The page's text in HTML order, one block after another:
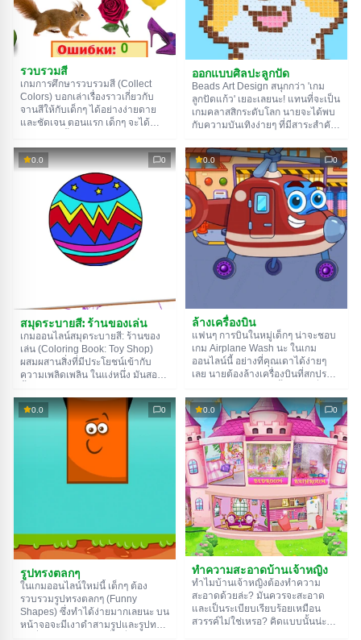
รวบรวมสี
เกมการศึกษารวบรวมสี (Collect
Colors) บอกเล่าเรื่องราวเกี่ยวกับ
จานสีให้กับเด็กๆ ได้อย่างง่ายดาย
และชัดเจน ตอนแรก เด็กๆ จะได้
วัตถุหรือสิ่งมีชีวิตใดบ้างที่สามารถมี
สีเหล่านั้นได้ จากนั้นนายต้องหา
สิ่งของที่มีสีที่กำหนดท่ามกลางสิ่งขอ
งอื่นๆ อีกมากมาย ทั้งหมดนี้มีเสียงที่
เป็นมิตรพากย์ให้ฟังอย่างสมบูรณ์
ออกแบบศิลปะลูกปัด
Beads Art Design สนุกกว่า 'เกม
ลูกปัดแก้ว' เยอะเลยนะ! แทนที่จะเป็น
เกมคลาสสิกระดับโลก นายจะได้พบ
กับความบันเทิงง่ายๆ ที่มีสาระสำคัญ
แนะนำและวางมันในที่ที่ถูกต้อง ใน
ไม่ช้านายก็จะได้เห็นภาพวาดตลกๆ
ในหัวข้อที่เลือกไว้: อาหาร, สัตว์,
แฟชั่น หรือตัวละคร
0.0 0
สมุดระบายสี: ร้านของเล่น
เกมออนไลน์สมุดระบายสี: ร้านของ
เล่น (Coloring Book: Toy Shop)
ผสมผสานสิ่งที่มีประโยชน์เข้ากับ
ความเพลิดเพลิน ในแง่หนึ่ง มันสอน
อีกแง่หนึ่ง มันทำสิ่งนี้ในสภาพ
แวดล้อมที่น่าพอใจสำหรับเด็กๆ จริงๆ
แล้ว เด็กคนไหนบ้างที่ไม่ชอบของ
เล่น? จริงอยู่ที่บางชิ้นก็ค่อนข้างล้า
สมัยไปแล้ว และเคยเป็นที่นิยมใน
ศตวรรษที่แล้วนู่นเลย
0.0 0
ล้างเครื่องบิน
แฟนๆ การบินในหมู่เด็กๆ น่าจะชอบ
เกม Airplane Wash นะ ในเกม
ออนไลน์นี้ อย่างที่คุณเดาได้ง่ายๆ
เลย นายต้องล้างเครื่องบินที่สกปรก
สนใจคือมีเฮลิคอปเตอร์หลายลำ
กระสวยอวกาศ และมีเครื่องบินเพียง
ลำเดียวให้เลือก แต่หลังจากทำความ
สะอาดทุกขั้นตอนแล้ว ก็สามารถทาสี
ได้ตามใจชอบเลย
0.0 0
รูปทรงตลกๆ
ในเกมออนไลน์ใหม่นี้ เด็กๆ ต้อง
รวบรวมรูปทรงตลกๆ (Funny
Shapes) ซึ่งทำได้ง่ายมากเลยนะ บน
หน้าจอจะมีเงาดำสามรูปและรูปทรง
0.0 0
ทำความสะอาดบ้านเจ้าหญิง
ทำไมบ้านเจ้าหญิงต้องทำความ
สะอาดด้วยล่ะ? มันควรจะสะอาด
และเป็นระเบียบเรียบร้อยเหมือน
สวรรค์ไม่ใช่เหรอ? คิดแบบนั้นน่ะผิด